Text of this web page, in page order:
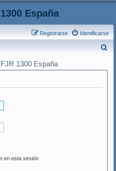
España
Identificarse
Registrarse
1300 España
en esta sesión